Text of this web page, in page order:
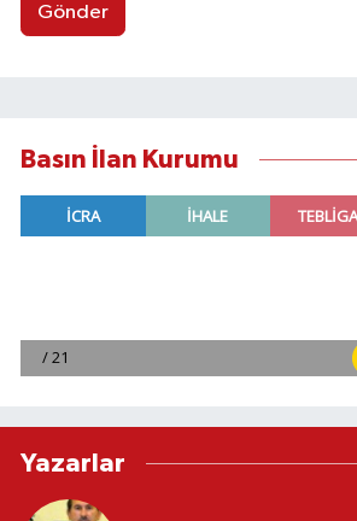
Gönder
Basın İlan Kurumu
Yazarlar